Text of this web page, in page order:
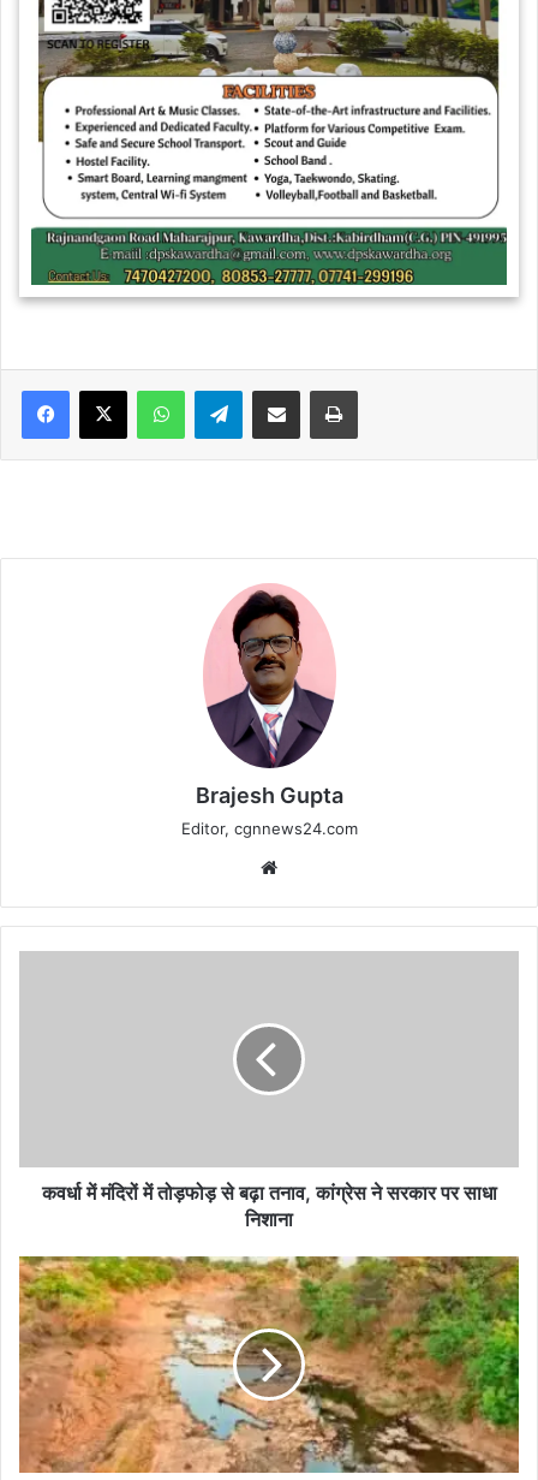
WhatsAppTelegramShare via Email Print
Brajesh Gupta
Editor, cgnnews24.com
कांग्रेस
साधा
निशाना
कवर्धा में मंदिरों में तोड़फोड़ से बढ़ा तनाव, कांग्रेस ने सरकार पर साधा
निशाना
हाफ
नदी
सूखी:
200
गांवों
में
निस्तारी
संकट,
भूजल